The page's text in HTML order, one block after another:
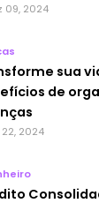
09, 2024
sua
de
2024